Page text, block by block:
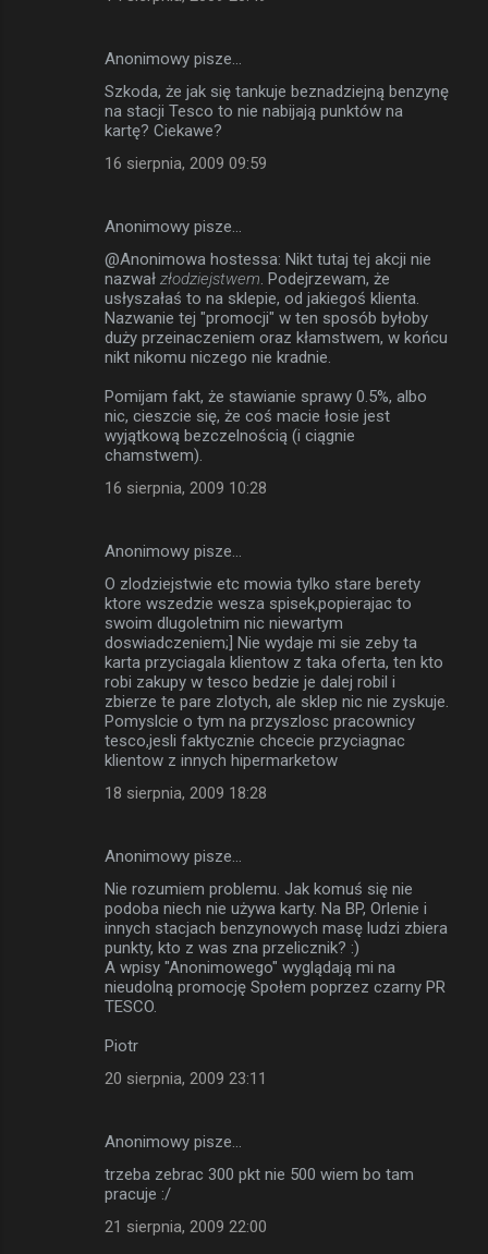
Anonimowy pisze…
Szkoda, że jak się tankuje beznadziejną benzynę
na stacji Tesco to nie nabijają punktów na
kartę? Ciekawe?
16 sierpnia, 2009 09:59
Anonimowy pisze…
@Anonimowa hostessa: Nikt tutaj tej akcji nie
nazwał złodziejstwem . Podejrzewam, że
usłyszałaś to na sklepie, od jakiegoś klienta.
Nazwanie tej "promocji" w ten sposób byłoby
duży przeinaczeniem oraz kłamstwem, w końcu
nikt nikomu niczego nie kradnie.
Pomijam fakt, że stawianie sprawy 0.5%, albo
nic, cieszcie się, że coś macie łosie jest
wyjątkową bezczelnością (i ciągnie
chamstwem).
16 sierpnia, 2009 10:28
Anonimowy pisze…
O zlodziejstwie etc mowia tylko stare berety
ktore wszedzie wesza spisek,popierajac to
swoim dlugoletnim nic niewartym
doswiadczeniem;] Nie wydaje mi sie zeby ta
karta przyciagala klientow z taka oferta, ten kto
robi zakupy w tesco bedzie je dalej robil i
zbierze te pare zlotych, ale sklep nic nie zyskuje.
Pomyslcie o tym na przyszlosc pracownicy
tesco,jesli faktycznie chcecie przyciagnac
klientow z innych hipermarketow
18 sierpnia, 2009 18:28
Anonimowy pisze…
Nie rozumiem problemu. Jak komuś się nie
podoba niech nie używa karty. Na BP, Orlenie i
innych stacjach benzynowych masę ludzi zbiera
punkty, kto z was zna przelicznik? :)
A wpisy "Anonimowego" wyglądają mi na
nieudolną promocję Społem poprzez czarny PR
TESCO.
Piotr
20 sierpnia, 2009 23:11
Anonimowy pisze…
trzeba zebrac 300 pkt nie 500 wiem bo tam
pracuje :/
21 sierpnia, 2009 22:00